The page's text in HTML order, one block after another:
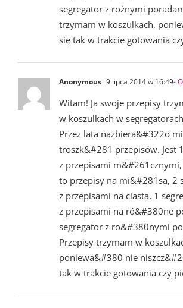
segregator z rożnymi
trzymam w koszulkach,
się tak w trakcie gotowania
Anonymous 9 lipca 2014 w 16:49-
Witam! Ja swoje przepisy
w koszulkach w
Przez lata nazbiera&#322o
troszk&#281 przepisów. Jest
z przepisami
to przepisy na mi&#281sa, 2
z przepisami na ciasta, 1
z przepisami na ró&#380ne
segregator z ro&#380nymi
Przepisy trzymam w
poniewa&#380 nie
tak w trakcie gotowania czy